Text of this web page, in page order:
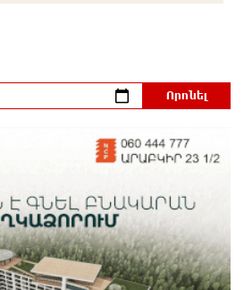
հաղորդվում է զոհերի ու
է Դիոմանդեի տրանսֆերի
10 ժամ առաջ
են «Jeep Cherokee»-ն և
ն